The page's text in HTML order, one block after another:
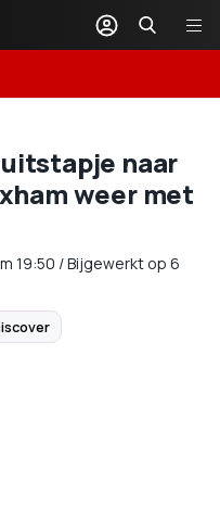
naar
weer met
19:50 /Bijgewerkt op 6